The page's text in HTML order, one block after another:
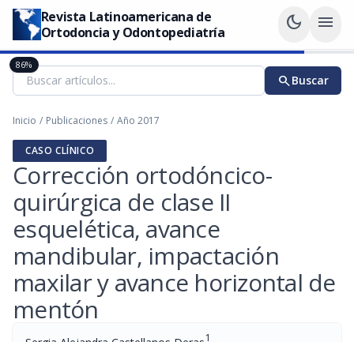
Revista Latinoamericana de
Ortodoncia y Odontopediatría
dark_mode menu
searchBuscar
Inicio / Publicaciones / Año 2017
CASO CLÍNICO
Corrección ortodóncico-
quirúrgica de clase II
esquelética, avance
mandibular, impactación
maxilar y avance horizontal de
mentón
1
86%